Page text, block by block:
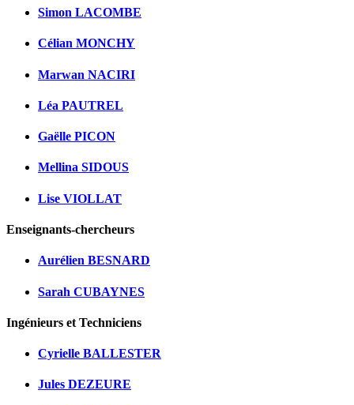
Simon LACOMBE
Célian MONCHY
Marwan NACIRI
Léa PAUTREL
Gaëlle PICON
Mellina SIDOUS
Lise VIOLLAT
Enseignants-chercheurs
Aurélien BESNARD
Sarah CUBAYNES
Ingénieurs et Techniciens
Cyrielle BALLESTER
Jules DEZEURE